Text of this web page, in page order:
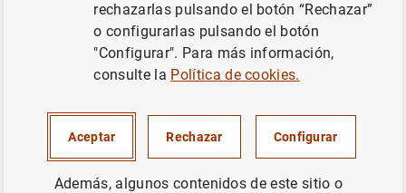
Estadísticas de los tipos de interés
aplicados por las IFM de la zona del euro:
mayo 2014 (135KB)
rechazarlas pulsando el botón “Rechazar”
o configurarlas pulsando el botón
"Configurar". Para más información,
consulte la Política de cookies.
Aceptar Rechazar Configurar
Además, algunos contenidos de este sitio o